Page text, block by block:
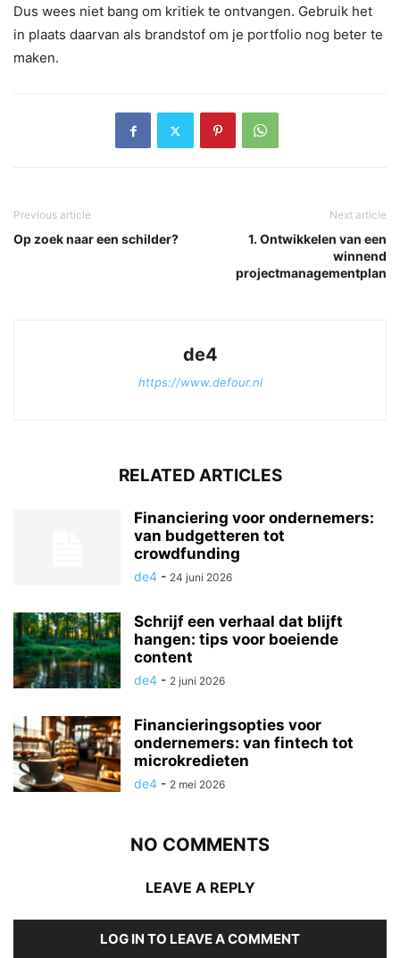
Dus wees niet bang om kritiek te ontvangen. Gebruik het
in plaats daarvan als brandstof om je portfolio nog beter te
maken.
Previous article
Op zoek naar een schilder?
Next article
1. Ontwikkelen van een
winnend
projectmanagementplan
de4
https://www.defour.nl
RELATED ARTICLES
Financiering voor ondernemers:
van budgetteren tot
crowdfunding
de4 - 24 juni 2026
Schrijf een verhaal dat blijft
hangen: tips voor boeiende
content
de4 - 2 juni 2026
Financieringsopties voor
ondernemers: van fintech tot
microkredieten
de4 - 2 mei 2026
NO COMMENTS
LEAVE A REPLY
LOG IN TO LEAVE A COMMENT